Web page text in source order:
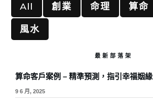
All 創業 命理 算命
風水
最新部落架
算命客戶案例 – 精準預測，指引幸福姻緣
9 6 月, 2025